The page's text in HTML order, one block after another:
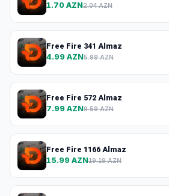
1.70 AZN2.04 AZN
Free Fire 341 Almaz
4.99 AZN5.99 AZN
Free Fire 572 Almaz
7.99 AZN9.59 AZN
Free Fire 1166 Almaz
15.99 AZN19.19 AZN